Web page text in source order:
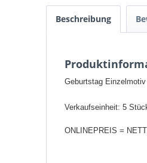
Beschreibung
Geburtstag Einzelmotiv
Verkaufseinheit: 5
ONLINEPREIS =